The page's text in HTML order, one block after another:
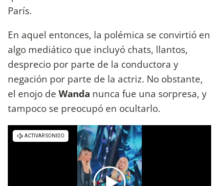
París.
En aquel entonces, la polémica se convirtió en
algo mediático que incluyó chats, llantos,
desprecio por parte de la conductora y
negación por parte de la actriz. No obstante,
el enojo de Wanda nunca fue una sorpresa, y
tampoco se preocupó en ocultarlo.